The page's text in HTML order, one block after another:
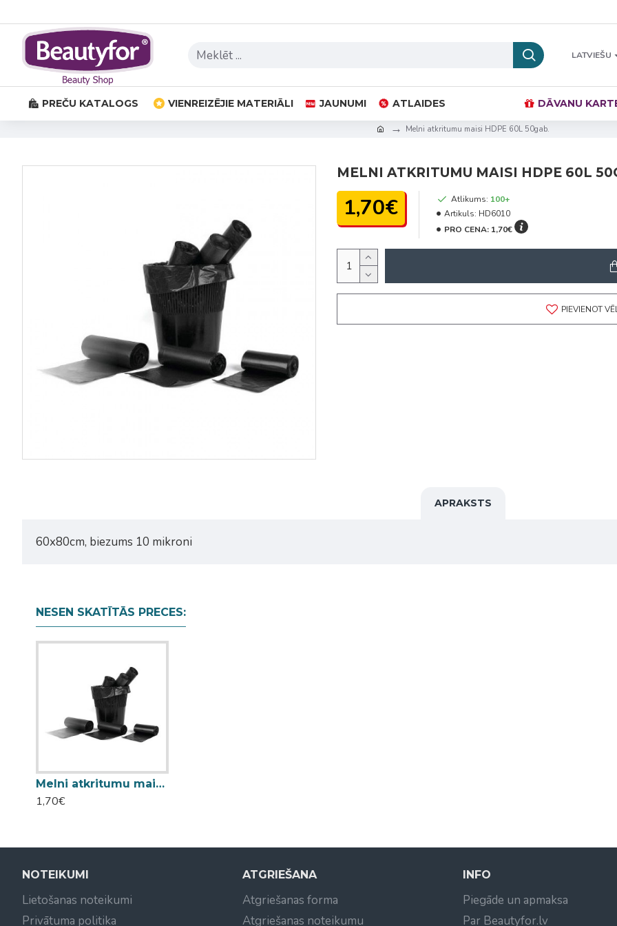
LATVIEŠU
PREČU KATALOGS VIENREIZĒJIE MATERIĀLI JAUNUMI ATLAIDES DĀVANU
Melni atkritumu maisi HDPE 60L 50gab.
MELNI ATKRITUMU MAISI HDPE 60L
1,70€ Atlikums: 100+
Artikuls: HD6010
PRO CENA: 1,70€
PIEVIENOT
APRAKSTS
60x80cm, biezums 10 mikroni
NESEN SKATĪTĀS PRECES:
Melni atkritumu maisi HDPE 60L 50gab.
1,70€
NOTEIKUMI
Lietošanas noteikumi
Privātuma politika
ATGRIEŠANA
Atgriešanas forma
Atgriešanas noteikumu
INFO
Piegāde un apmaksa
Par Beautyfor.lv